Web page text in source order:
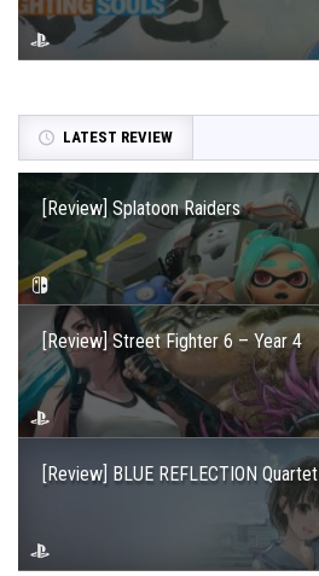
LATEST REVIEW
[Review] Splatoon Raiders
[Review] Street Fighter 6 – Year 4
[Review] BLUE REFLECTION Quartet